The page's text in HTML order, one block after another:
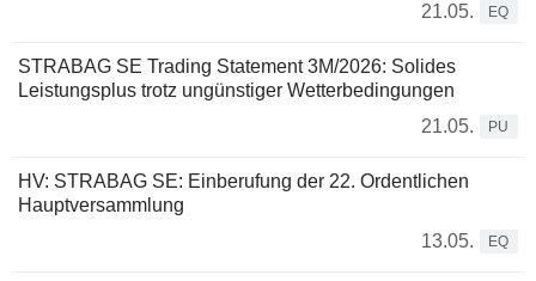
21.05.
EQ
STRABAG SE Trading Statement 3M/2026: Solides
Leistungsplus trotz ungünstiger Wetterbedingungen
21.05.
PU
HV: STRABAG SE: Einberufung der 22. Ordentlichen
Hauptversammlung
13.05.
EQ